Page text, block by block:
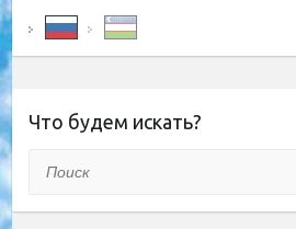
Что будем искать?